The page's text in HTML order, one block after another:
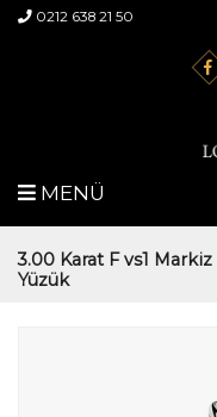
0212 638 21 50
MENÜ
3.00 Karat F vs1
Yüzük